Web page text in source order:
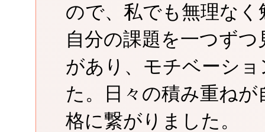
ので、私でも無理な
自分の課題を一つず
があり、モチベーシ
た。日々の積み重ね
格に繋がりました。